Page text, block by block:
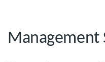
Management